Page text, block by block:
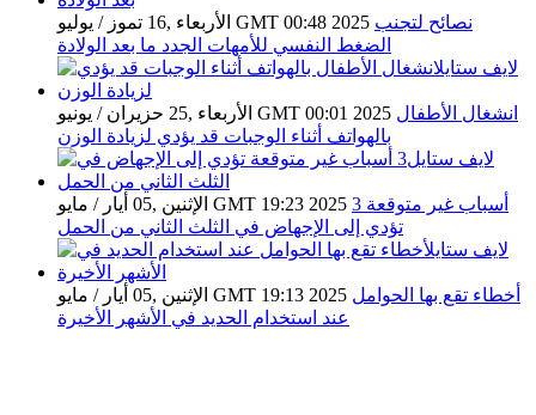
الأربعاء ,16 تموز / يوليو GMT 00:48 2025 نصائح لتجنب
الضغط النفسي للأمهات الجدد ما بعد الولادة
الأربعاء ,25 حزيران / يونيو GMT 00:01 2025 انشغال الأطفال
بالهواتف أثناء الوجبات قد يؤدي لزيادة الوزن
الإثنين ,05 أيار / مايو GMT 19:23 2025 3 أسباب غير متوقعة
تؤدي إلى الإجهاض في الثلث الثاني من الحمل
الإثنين ,05 أيار / مايو GMT 19:13 2025 أخطاء تقع بها الحوامل
عند استخدام الحديد في الأشهر الأخيرة